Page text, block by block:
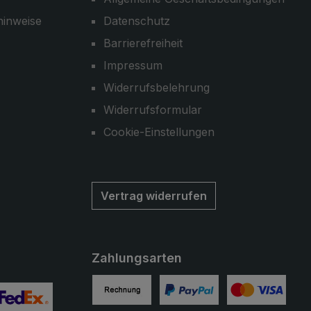
Datenschutz
Barrierefreiheit
Impressum
Widerrufsbelehrung
Widerrufsformular
Cookie-Einstellungen
Vertrag widerrufen
Zahlungsarten